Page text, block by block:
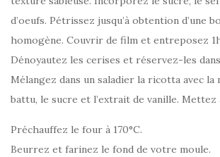
d’oeufs. Pétrissez jusqu’à obtention d’une
homogène. Couvrir de film et entreposez
Dénoyautez les cerises et réservez-les
Mélangez dans un saladier la ricotta avec la
battu, le sucre et l’extrait de vanille. Mettez
Préchauffez le four à 170°C.
Beurrez et farinez le fond de votre moule.